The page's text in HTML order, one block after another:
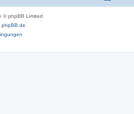
© phpBB Limited
phpBB.de